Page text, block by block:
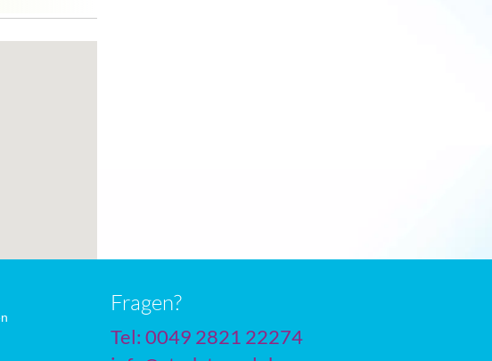
Fragen?
Tel: 0049 2821 22274